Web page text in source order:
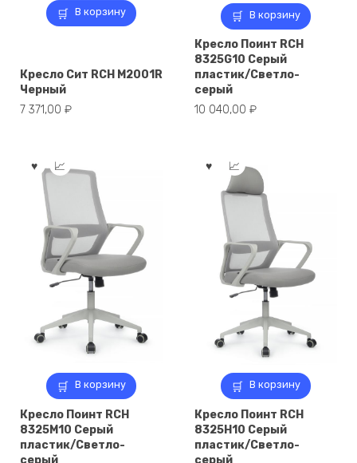
В корзину
Кресло Сит RCH M2001R
Черный
7 371,00 ₽
В корзину
Кресло Поинт RCH
8325G10 Серый
пластик/Светло-
серый
10 040,00 ₽
В корзину
Кресло Поинт RCH
8325M10 Серый
пластик/Светло-
серый
В корзину
Кресло Поинт RCH
8325H10 Серый
пластик/Светло-
серый